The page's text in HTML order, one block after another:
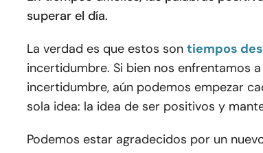
superar el día.
La verdad es que estos son tiempos
incertidumbre. Si bien nos enfrentamos
incertidumbre, aún podemos empezar
sola idea: la idea de ser positivos y
Podemos estar agradecidos por un